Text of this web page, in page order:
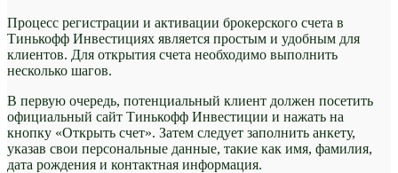
Процесс регистрации и активации брокерского счета в
Тинькофф Инвестициях является простым и удобным для
клиентов. Для открытия счета необходимо выполнить
несколько шагов.
В первую очередь, потенциальный клиент должен посетить
официальный сайт Тинькофф Инвестиции и нажать на
кнопку «Открыть счет». Затем следует заполнить анкету,
указав свои персональные данные, такие как имя, фамилия,
дата рождения и контактная информация.